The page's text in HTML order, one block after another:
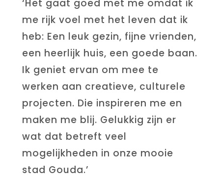
‘Het gaat goed met me omdat ik
me rijk voel met het leven dat ik
heb: Een leuk gezin, fijne vrienden,
een heerlijk huis, een goede baan.
Ik geniet ervan om mee te
werken aan creatieve, culturele
projecten. Die inspireren me en
maken me blij. Gelukkig zijn er
wat dat betreft veel
mogelijkheden in onze mooie
stad Gouda.’